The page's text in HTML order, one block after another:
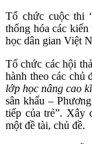
Tổ chức cuộc thi
thống hóa các kiến
học dân gian Việt
Tổ chức các hội
hành theo các chủ
lớp học nâng cao
sân khấu –
tiếp của trẻ”. Xây
một đề tài, chủ đề.